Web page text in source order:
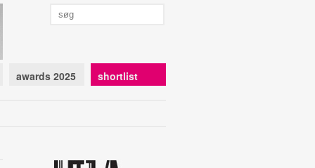
awards 2025 shortlist